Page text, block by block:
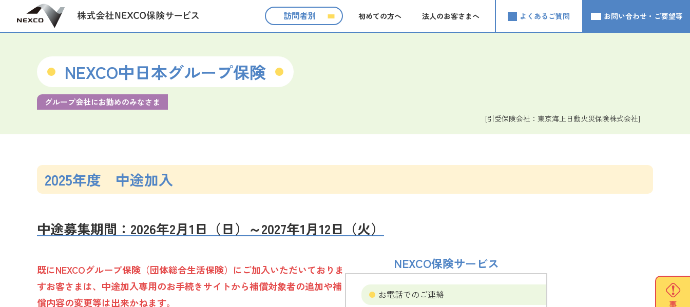
訪問者別 初めての方へ 法人のお客さまへ よくあるご質問 お問い合わせ・ご要望等
NEXCO中日本グループ保険
グループ会社にお勤めのみなさま
[引受保険会社：東京海上日動火災保険株式会社]
2025年度 中途加入
中途募集期間：2026年2月1日（日）～2027年1月12日（火）
既にNEXCOグループ保険（団体総合生活保険）にご加入いただいておりま
すお客さまは、中途加入専用のお手続きサイトから補償対象者の追加や補
償内容の変更等は出来かねます。
NEXCO保険サービス
お電話でのご連絡